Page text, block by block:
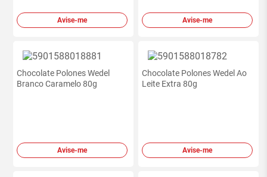
Avise-me Avise-me
Chocolate Polones Wedel
Branco Caramelo 80g
Avise-me
Chocolate Polones Wedel Ao
Leite Extra 80g
Avise-me